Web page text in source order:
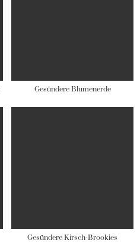
Gesündere Blumenerde
Gesündere Kirsch-Brookies